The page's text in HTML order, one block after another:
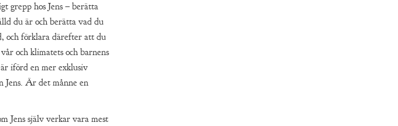
grepp hos Jens – berätta
du är och berätta vad du
och förklara därefter att du
och klimatets och barnens
iförd en mer exklusiv
Jens. Är det månne en
Jens själv verkar vara mest